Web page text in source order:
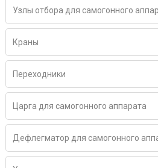
Узлы отбора для самогонного
Краны
Переходники
Царга для самогонного аппарата
Дефлегматор для самогонного